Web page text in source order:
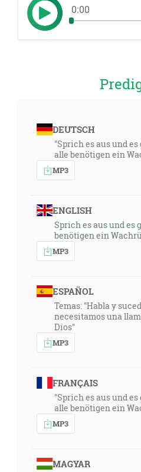
0:00
DEUTSCH
"Sprich es aus und
alle benötigen ein
MP3
ENGLISH
Sprich es aus und es
benötigen ein
MP3
ESPAÑOL
Temas: "Habla y
necesitamos una
Dios"
MP3
FRANÇAIS
"Sprich es aus und
alle benötigen ein
MP3
MAGYAR